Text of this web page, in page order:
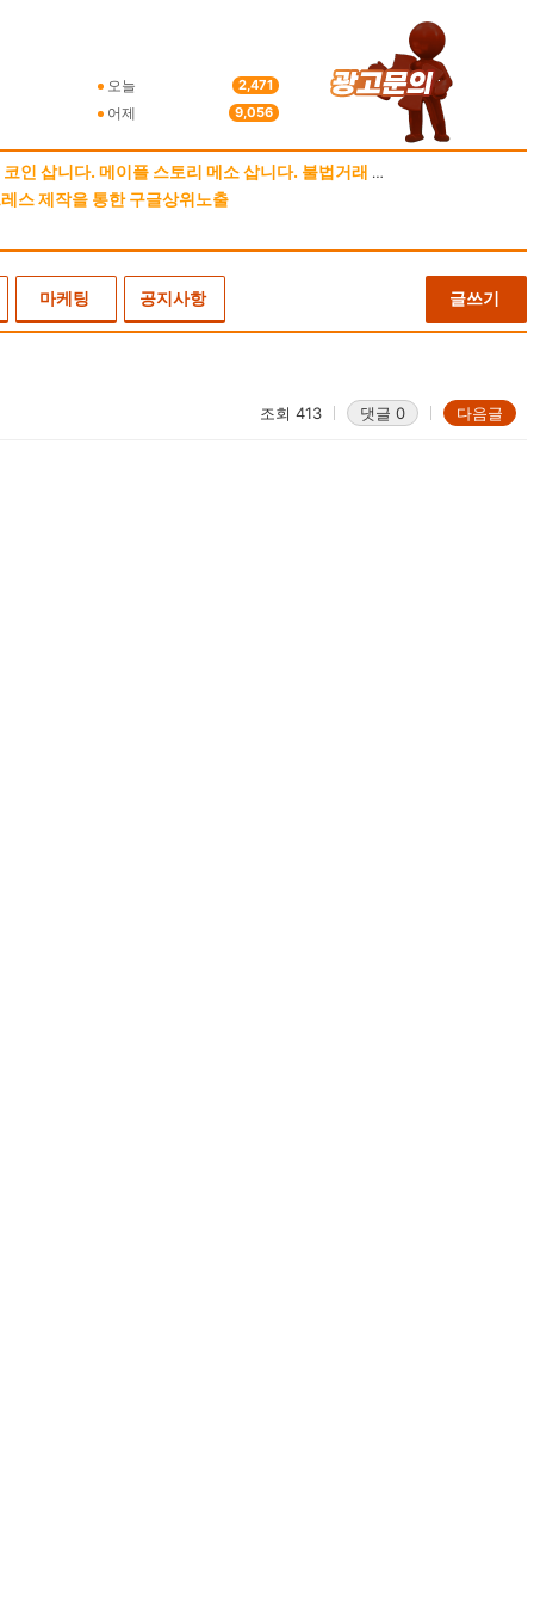
오늘 2,471
어제 9,056
인 삽니다. 메이플 스토리 메소 삽니다. 불법거래 안합니다
스 제작을 통한 구글상위노출
마케팅 공지사항 글쓰기
조회 413 댓글 0 다음글